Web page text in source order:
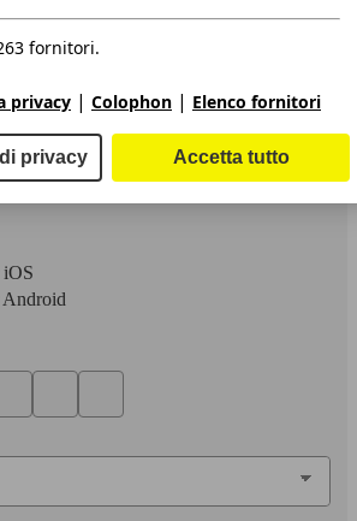
Accessibilità
iOS
Android
fornitori.
privacy | Colophon | Elenco fornitori
privacy Accetta tutto